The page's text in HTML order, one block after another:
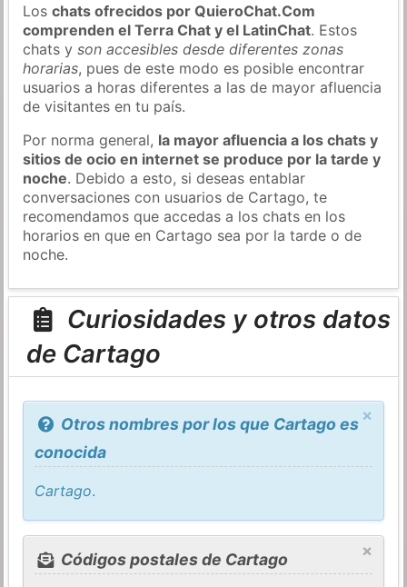
Loschats ofrecidos por QuieroChat.Com
comprenden el Terra Chat y el LatinChat. Estos
chats yson accesibles desde diferentes zonas
horarias, pues de este modo es posible encontrar
usuarios a horas diferentes a las de mayor afluencia
de visitantes en tu país.
Por norma general, la mayor afluencia a los chats y
sitios de ocio en internet se produce por la tarde y
noche. Debido a esto, si deseas entablar
conversaciones con usuarios de Cartago, te
recomendamos que accedas a los chats en los
horarios en que en Cartago sea por la tarde o de
noche.
Curiosidades y otros datos
de Cartago
×
Otros nombres por los que Cartago es
conocida
Cartago.
×
Códigos postales de Cartago